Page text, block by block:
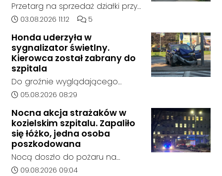
Przetarg na sprzedaż działki przy
Zespole Szkół Technicznych i
Kędzierzynie-Koźlu zakończył się
bez rozstrzygnięcia. Mimo
wcześniejszego zainteresowania
terenem ze strony sieci Dino, do
postępowania nie zgłosił się
żaden oferent.
Data dodania artykułu:
03.08.2026 11:12 Liczba komentarzy artykułu:
5
Honda uderzyła w
sygnalizator świetlny.
Kierowca został zabrany do
szpitala
Do groźnie wyglądającego
zdarzenia drogowego doszło w
godziny 6:30 kierujący
samochodem marki Honda
zjechał z drogi i uderzył w
sygnalizator świetlny.
Data dodania artykułu:
05.08.2026 08:29
Nocna akcja strażaków w
kozielskim szpitalu. Zapaliło
się łóżko, jedna osoba
poszkodowana
Nocą doszło do pożaru na
jednym z oddziałów szpitala w
Data dodania artykułu:
09.08.2026 09:04